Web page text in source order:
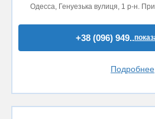
Одесса, Генуезька вулиця, 1 р-н.
+38 (096) 949..
Подробнее